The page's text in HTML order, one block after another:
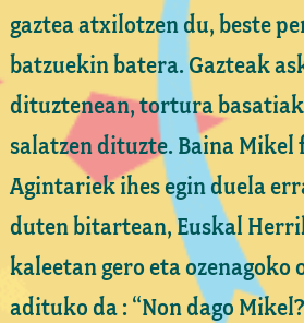
gaztea atxilotzen du, beste
batzuekin batera. Gazteak
dituztenean, tortura basatiak
salatzen dituzte. Baina Mikel
Agintariek ihes egin duela
duten bitartean, Euskal
kaleetan gero eta ozenagoko
adituko da : “Non dago